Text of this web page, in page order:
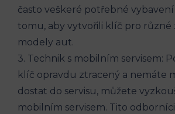
často veškeré potřebné
tomu, ‍aby vytvořili klíč pro⁢ různé
modely⁢ aut.
3. Technik s mobilním servisem:
klíč opravdu‌ ztracený ⁣a nemáte
dostat do servisu, můžete
mobilním servisem. Tito⁢